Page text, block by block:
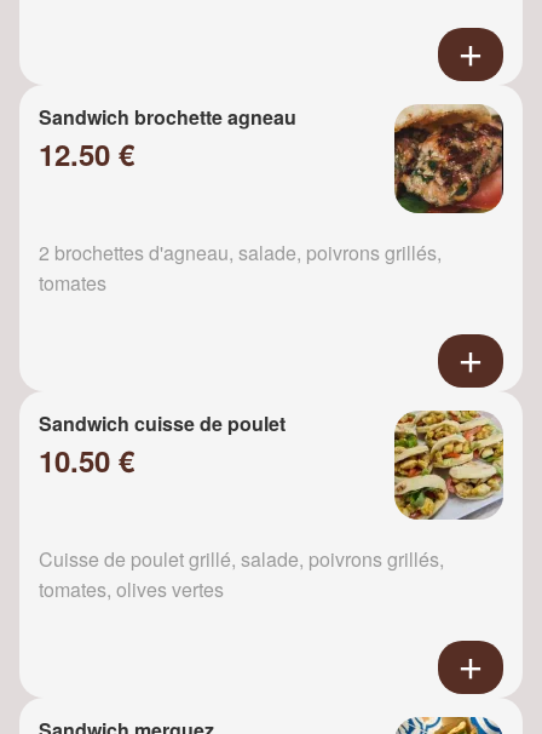
Sandwich brochette agneau
12.50 €
2 brochettes d'agneau, salade, poivrons grillés,
tomates
Sandwich cuisse de poulet
10.50 €
Cuisse de poulet grillé, salade, poivrons grillés,
tomates, olives vertes